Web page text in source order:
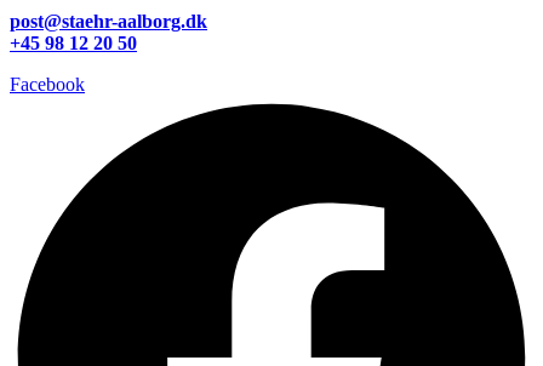
post@staehr-aalborg.dk
+45 98 12 20 50
Facebook